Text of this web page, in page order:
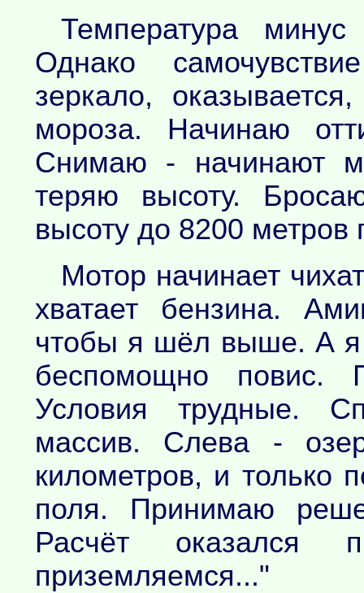
Температура
Однако
зеркало,
мороза. Начинаю
Снимаю - начинают
теряю высоту.
высоту до 8200 метров
Мотор начинает
хватает бензина.
чтобы я шёл выше. А я
беспомощно повис.
Условия трудные.
массив. Слева -
километров, и только
поля. Принимаю
Расчёт оказался
приземляемся..."